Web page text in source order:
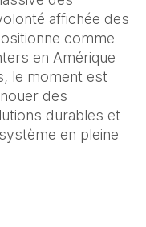
affichée des
comme
en Amérique
le moment est
des
durables et
en pleine